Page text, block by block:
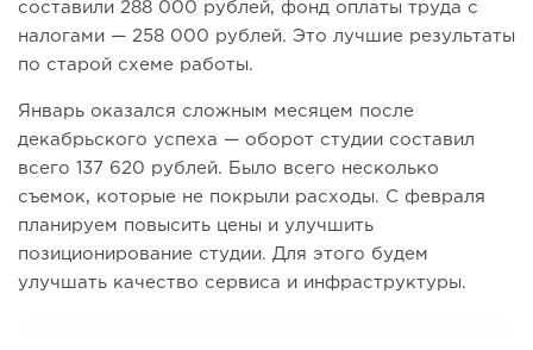
составили 288 000 рублей, фонд оплаты труда с
налогами — 258 000 рублей. Это лучшие результаты
по старой схеме работы.
Январь оказался сложным месяцем после
декабрьского успеха — оборот студии составил
всего 137 620 рублей. Было всего несколько
съемок, которые не покрыли расходы. С февраля
планируем повысить цены и улучшить
позиционирование студии. Для этого будем
улучшать качество сервиса и инфраструктуры.